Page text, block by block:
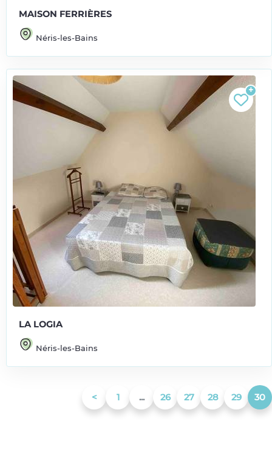
MAISON FERRIÈRES
Néris-les-Bains
LA LOGIA
Néris-les-Bains
< 1 ... 26 27 28 29 30